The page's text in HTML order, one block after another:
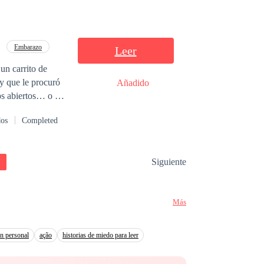
Embarazo
carrito de
que le procuró
abiertos… o al
que,
que
hacerlo esperar.
Completed
Leer
Añadido
Siguiente
Más
personal ação historias de miedo para leer